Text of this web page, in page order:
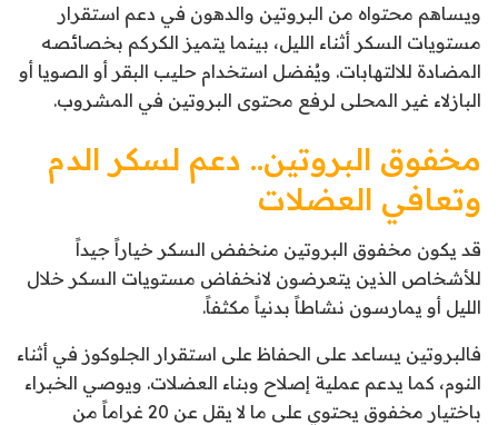
ويساهم محتواه من البروتين والدهون في دعم استقرار
مستويات السكر أثناء الليل، بينما يتميز الكركم بخصائصه
المضادة للالتهابات. ويُفضل استخدام حليب البقر أو الصويا أو
البازلاء غير المحلى لرفع محتوى البروتين في المشروب.
مخفوق البروتين.. دعم لسكر الدم
وتعافي العضلات
قد يكون مخفوق البروتين منخفض السكر خياراً جيداً
للأشخاص الذين يتعرضون لانخفاض مستويات السكر خلال
الليل أو يمارسون نشاطاً بدنياً مكثفاً.
فالبروتين يساعد على الحفاظ على استقرار الجلوكوز في أثناء
النوم، كما يدعم عملية إصلاح وبناء العضلات. ويوصي الخبراء
باختيار مخفوق يحتوي على ما لا يقل عن 20 غراماً من